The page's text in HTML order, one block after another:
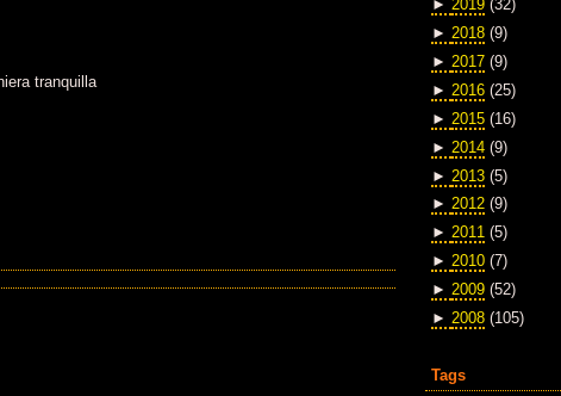
tranquilla
► 2019 (32)
► 2018 (9)
► 2017 (9)
► 2016 (25)
► 2015 (16)
► 2014 (9)
► 2013 (5)
► 2012 (9)
► 2011 (5)
► 2010 (7)
► 2009 (52)
► 2008 (105)
Tags